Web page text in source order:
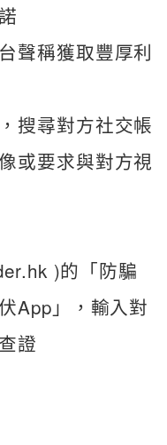
聲稱獲取豐厚利
搜尋對方社交帳
或要求與對方視
)的「防騙
App」，輸入對
證